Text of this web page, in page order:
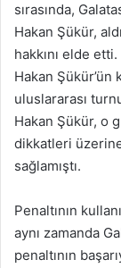
sırasında,
Hakan Şükür,
hakkını elde
Hakan Şükür’ün
uluslararası
Hakan Şükür, o
dikkatleri
sağlamıştı.
Penaltının
aynı zamanda
penaltının